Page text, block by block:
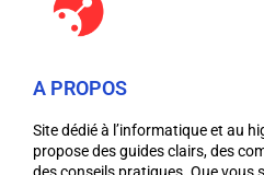
A PROPOS
Site dédié à l’informatique et au
propose des guides clairs, des